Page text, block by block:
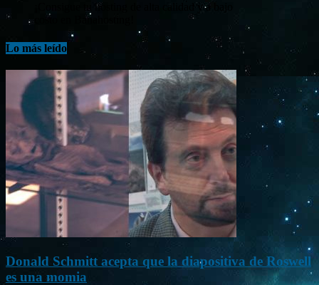
¡Consigue tu hosting de alta calidad y a bajo
costo en Banahosting!
Lo más leído
Donald Schmitt acepta que la diapositiva de Roswell
es una momia